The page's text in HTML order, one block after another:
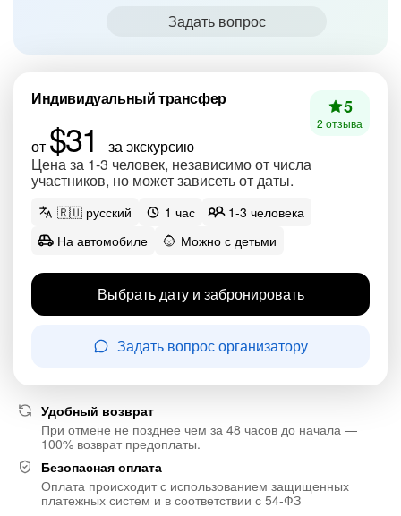
Задать вопрос
Индивидуальный трансфер
от $31
за экскурсию
Цена за 1-3 человек, независимо от числа
участников, но может зависеть от даты.
5
2 отзыва
🇷🇺 русский 1 час
1-3 человека
На автомобиле
Можно с детьми
Выбрать дату и забронировать
Задать вопрос организатору
Удобный возврат
При отмене не позднее чем за 48 часов до начала —
100% возврат предоплаты.
Безопасная оплата
Оплата происходит с использованием защищенных
платежных систем и в соответствии с 54-ФЗ